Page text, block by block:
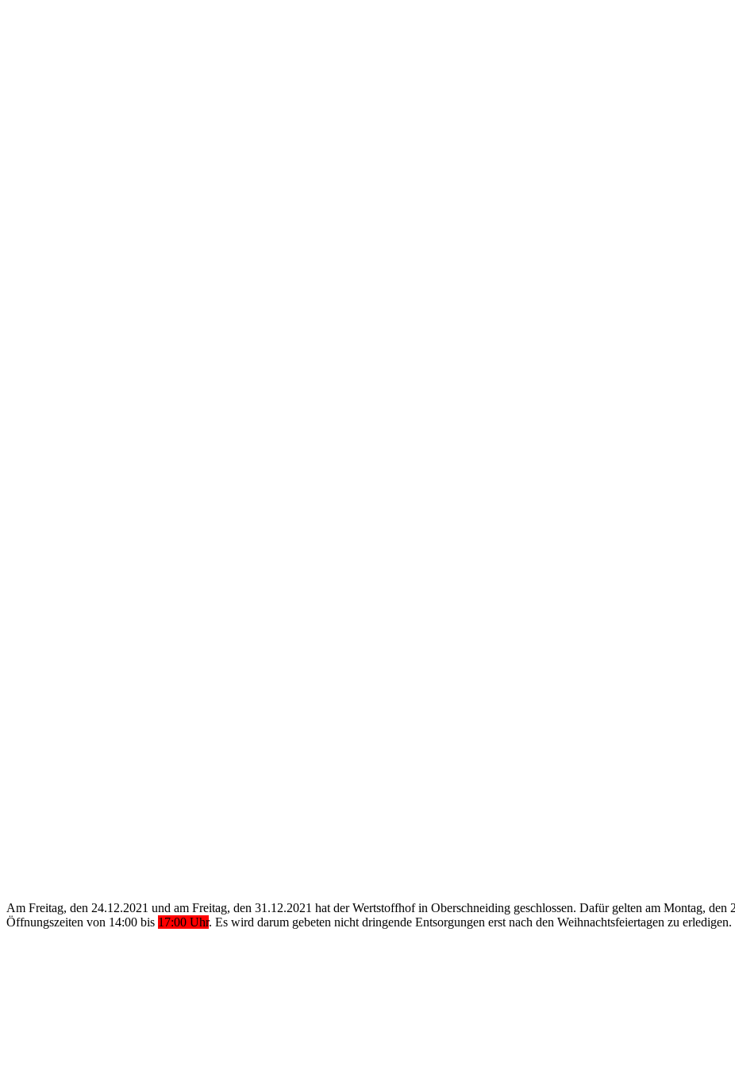
Am Freitag, den 24.12.2021 und am Freitag, den 31.12.2021 hat der Wertstoffhof in Oberschneiding geschlossen. Dafür gelten am Montag,
Öffnungszeiten von 14:00 bis 17:00 Uhr. Es wird darum gebeten nicht dringende Entsorgungen erst nach den Weihnachtsfeiertagen zu erledigen.